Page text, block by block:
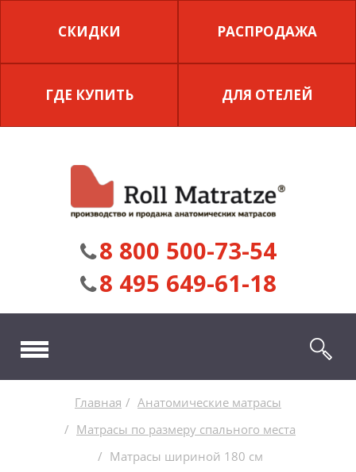
СКИДКИ РАСПРОДАЖА
ГДЕ КУПИТЬ ДЛЯ ОТЕЛЕЙ
8 800 500-73-54
8 495 649-61-18
Главная
Анатомические матрасы
Матрасы по размеру спального места
Матрасы шириной 180 см